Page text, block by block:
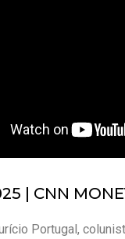
| CNN
Portugal,